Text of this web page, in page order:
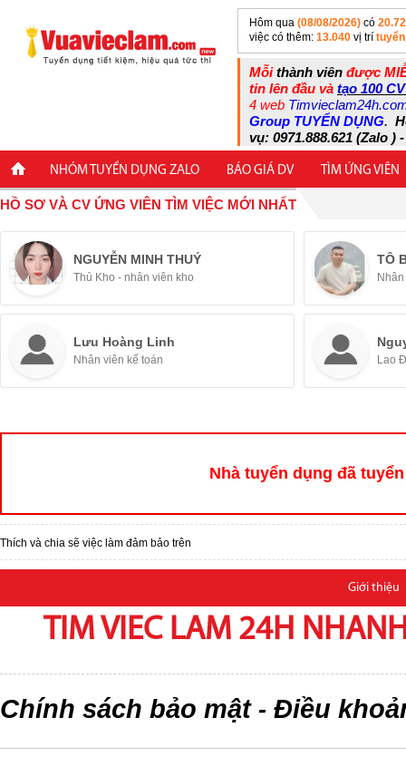
Hôm qua (08/08/2026) có
việc có thêm: 13.040 vị trí
Mỗithành viên được
tin lên đầu và tạo 100
4 web
Group TUYỂN DỤNG.
vụ: 0971.888.621 (Zalo )
NHÓM TUYỂN DỤNG ZALO BÁO GIÁ DV TÌM ỨNG VIÊN
HỒ SƠ VÀ CV ỨNG VIÊN TÌM VIỆC MỚI NHẤT
NGUYỄN MINH THUÝ
Thủ Kho - nhân viên kho
TÔ
Lưu Hoàng Linh
Nhân viên kế toán Lao
Nhà tuyển dụng đã
Thích và chia sẽ việc làm đảm bảo trên
Giới thiệu
TIM VIEC LAM 24H
Chính sách bảo mật- Điều